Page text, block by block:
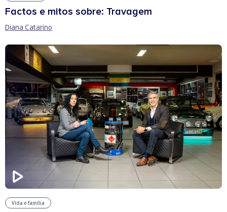
Factos e mitos sobre: Travagem
Diana Catarino
Vida e família